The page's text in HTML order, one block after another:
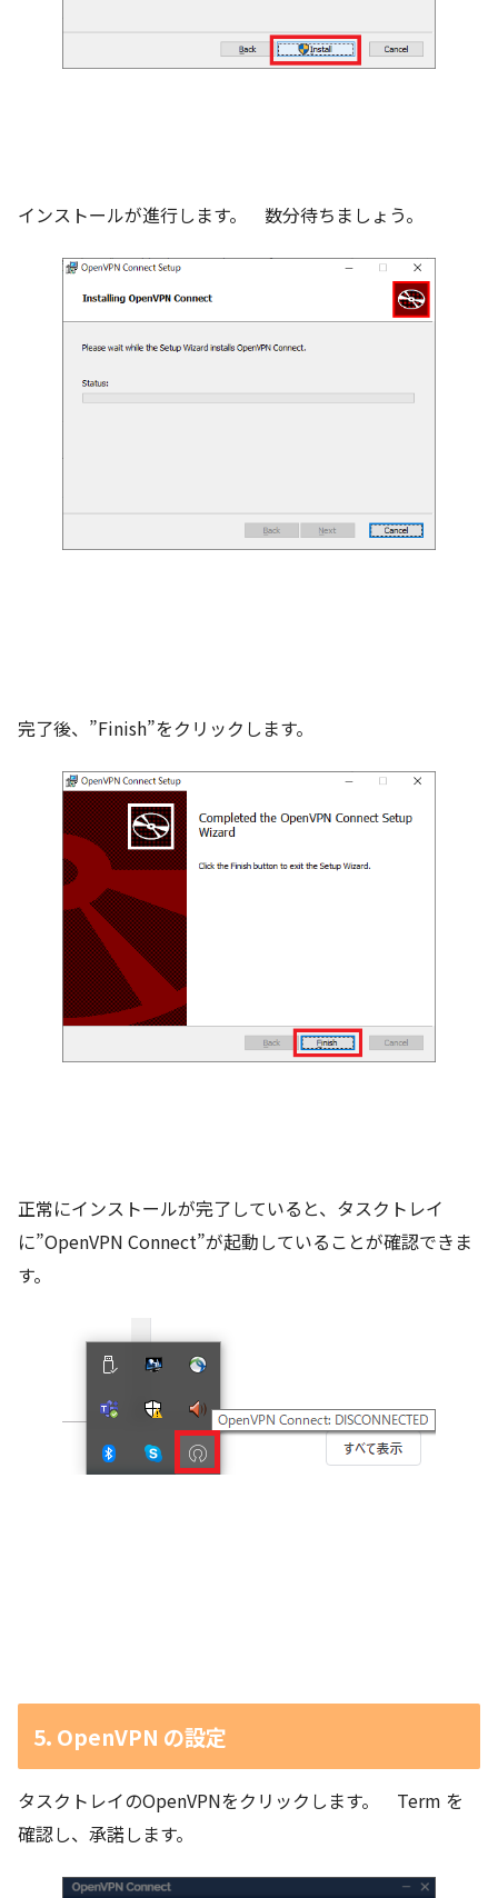
インストールが進行します。 数分待ちましょう。
完了後、”Finish”をクリックします。
正常にインストールが完了していると、タスクトレイ
に”OpenVPN Connect”が起動していることが確認できま
す。
5. OpenVPN の設定
タスクトレイのOpenVPNをクリックします。 Term を
確認し、承諾します。